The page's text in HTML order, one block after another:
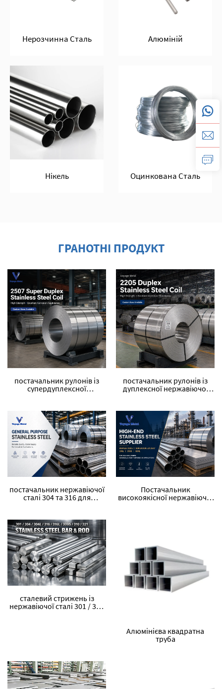
Нерозчинна Сталь Алюміній
Нікель Оцинкована Сталь
ГРАНОТНІ ПРОДУКТ
постачальник рулонів із
супердуплексної
постачальник рулонів із
дуплексної нержавіючої
постачальник нержавіючої
сталі 304 та 316 для
Постачальник
високоякісної нержавіючої
сталевий стрижень із
нержавіючої сталі 301 / 304
Алюмінієва квадратна
труба